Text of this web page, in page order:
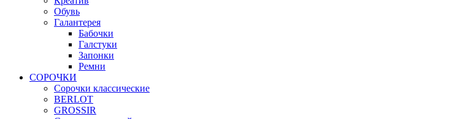
Обувь
Галантерея
Бабочки
Галстуки
Запонки
Ремни
СОРОЧКИ
Сорочки классические
BERLOT
GROSSIR